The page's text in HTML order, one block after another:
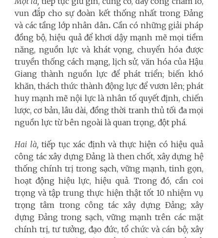
vun đắp cho sự đoàn kết thống nhất trong Đảng
và các tầng lớp nhân dân. Cần có những giải pháp
đồng bộ, hiệu quả để khơi dậy mạnh mẽ mọi tiềm
năng, nguồn lực và khát vọng, chuyển hóa được
truyền thống cách mạng, lịch sử, văn hóa của Hậu
Giang thành nguồn lực để phát triển; biến khó
khăn, thách thức thành động lực để vươn lên; phát
huy mạnh mẽ nội lực là nhân tố quyết định, chiến
lược, cơ bản, lâu dài, đồng thời tranh thủ tối đa mọi
nguồn lực từ bên ngoài là quan trọng, đột phá.
Hai là, tiếp tục xác định và thực hiện có hiệu quả
công tác xây dựng Đảng là then chốt, xây dựng hệ
thống chính trị trong sạch, vững mạnh, tinh gọn,
hoạt động hiệu lực, hiệu quả. Trong đó, cần coi
trọng và tập trung thực hiện thật tốt 10 nhiệm vụ
trọng tâm trong công tác xây dựng Đảng; xây
dựng Đảng trong sạch, vững mạnh trên các mặt
chính trị, tư tưởng, đạo đức, tổ chức và cán bộ; xây